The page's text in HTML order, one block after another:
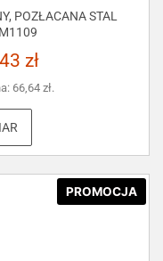
POZŁACANA STAL
zł
66,64 zł.
PROMOCJA